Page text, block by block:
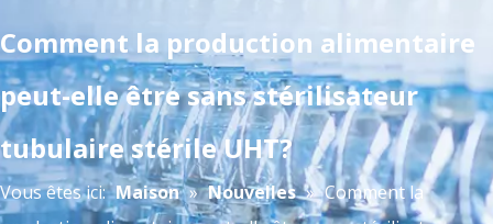
Comment la production alimentaire
peut-elle être sans stérilisateur
tubulaire stérile UHT?
Vous êtes ici: Maison » Nouvelles » Comment la